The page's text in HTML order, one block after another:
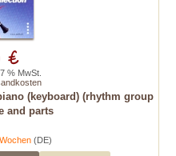
(keyboard) (rhythm group
and parts
(DE)
€
% MwSt.